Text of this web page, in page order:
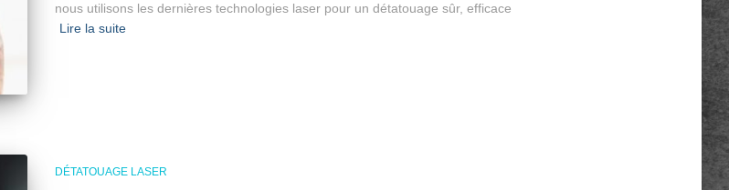
nous utilisons les dernières technologies laser pour un détatouage sûr, efficace
Lire la suite
DÉTATOUAGE LASER